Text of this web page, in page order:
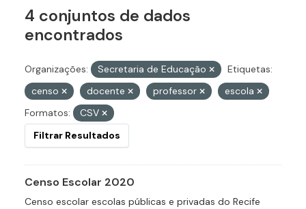
4 conjuntos de dados
encontrados
Organizações: Secretaria de Educação
Etiquetas:
censo
docente professor
escola
Formatos:
CSV
Filtrar Resultados
Censo Escolar 2020
Censo escolar escolas públicas e privadas do Recife